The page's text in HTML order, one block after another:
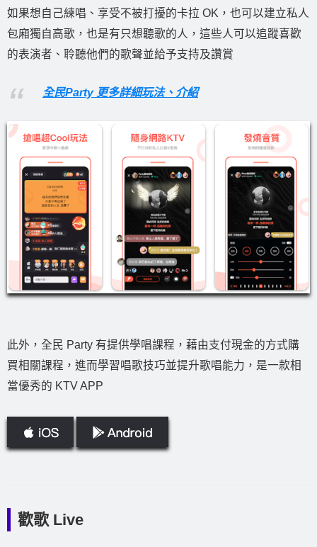
如果想自己練唱、享受不被打擾的卡拉 OK，也可以建立私人
包廂獨自高歌，也是有只想聽歌的人，這些人可以追蹤喜歡
的表演者、聆聽他們的歌聲並給予支持及讚賞
全民Party 更多詳細玩法、介紹
此外，全民 Party 有提供學唱課程，藉由支付現金的方式購
買相關課程，進而學習唱歌技巧並提升歌唱能力，是一款相
當優秀的 KTV APP
歡歌 Live